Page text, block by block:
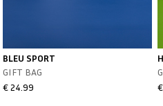
BLEU SPORT
GIFT BAG
€ 24.99